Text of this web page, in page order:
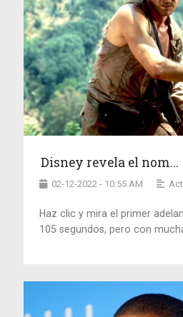
Disney revela el nom...
02-12-2022 - 10:55 AM
Haz clic y mira el primer
105 segundos, pero con